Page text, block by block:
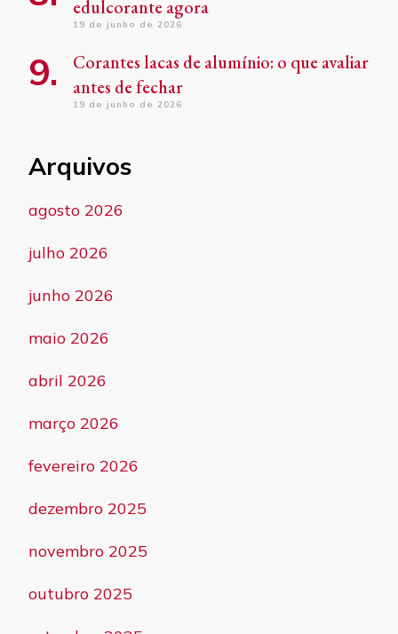
edulcorante agora
19 de junho de 2026
Corantes lacas de alumínio: o que avaliar
antes de fechar
19 de junho de 2026
Arquivos
agosto 2026
julho 2026
junho 2026
maio 2026
abril 2026
março 2026
fevereiro 2026
dezembro 2025
novembro 2025
outubro 2025